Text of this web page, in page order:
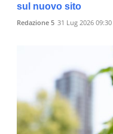
sul nuovo sito
Redazione 5 31 Lug 2026 09:30